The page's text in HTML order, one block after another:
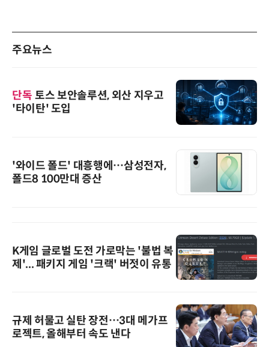
주요뉴스
단독 토스 보안솔루션, 외산 지우고
'타이탄' 도입
'와이드 폴드' 대흥행에…삼성전자,
폴드8 100만대 증산
K게임 글로벌 도전 가로막는 '불법 복
제'... 패키지 게임 '크랙' 버젓이 유통
규제 허물고 실탄 장전…3대 메가프
로젝트, 올해부터 속도 낸다